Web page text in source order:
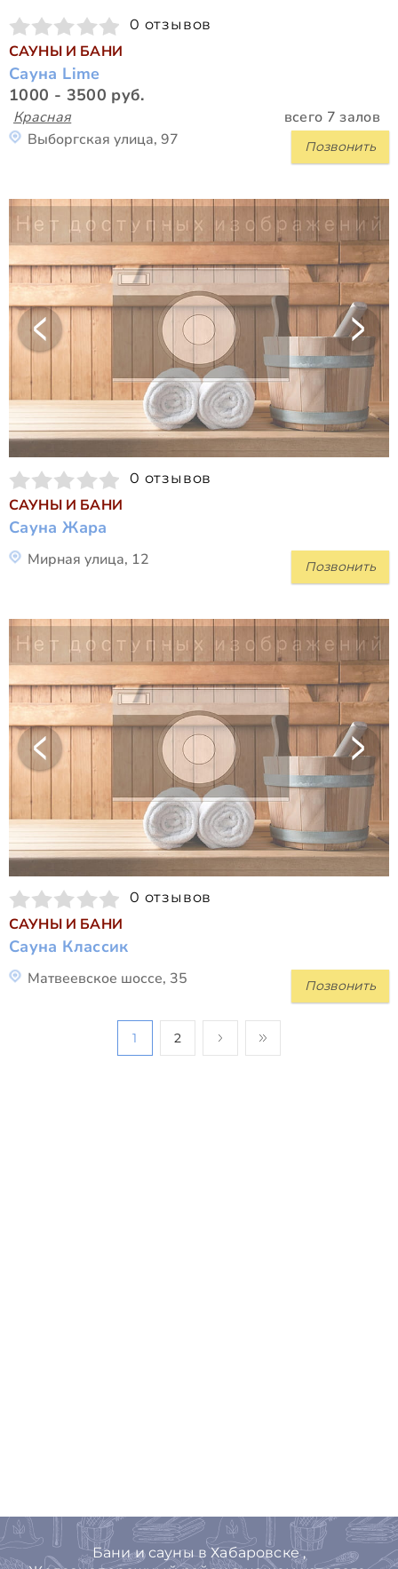
0 отзывов
САУНЫ И БАНИ
Сауна Lime
1000 - 3500 руб.
Красная всего 7 залов
Позвонить
Выборгская улица, 97
0 отзывов
САУНЫ И БАНИ
Сауна Жара
Позвонить
Мирная улица, 12
0 отзывов
САУНЫ И БАНИ
Сауна Классик
Позвонить
Матвеевское шоссе, 35
1 2
Бани и сауны в Хабаровске ,